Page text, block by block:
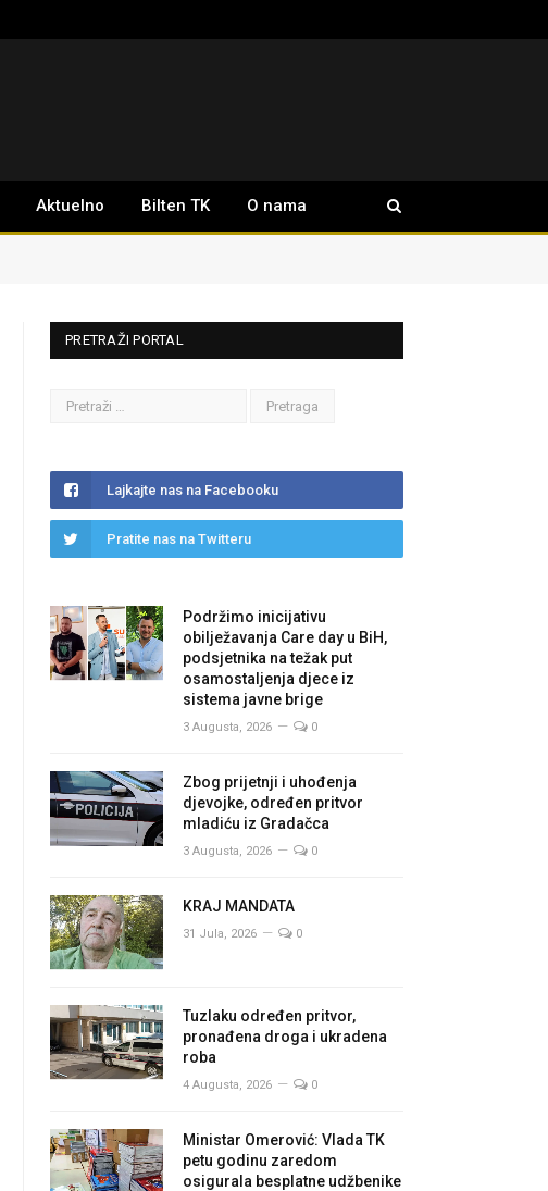
Aktuelno Bilten TK O nama
PRETRAŽI PORTAL
Lajkajte nas na Facebooku
Pratite nas na Twitteru
Podržimo inicijativu
obilježavanja Care day u BiH,
podsjetnika na težak put
osamostaljenja djece iz
sistema javne brige
3 Augusta, 2026 0
Zbog prijetnji i uhođenja
djevojke, određen pritvor
mladiću iz Gradačca
3 Augusta, 2026 0
KRAJ MANDATA
31 Jula, 2026 0
Tuzlaku određen pritvor,
pronađena droga i ukradena
roba
4 Augusta, 2026 0
Ministar Omerović: Vlada TK
petu godinu zaredom
osigurala besplatne udžbenike